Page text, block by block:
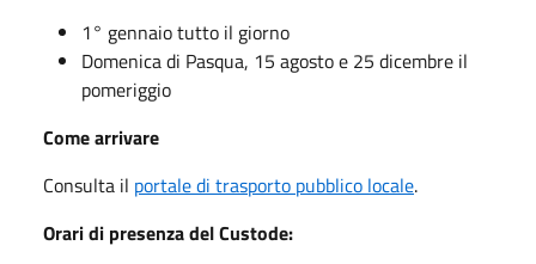
1° gennaio tutto il giorno
Domenica di Pasqua, 15 agosto e 25 dicembre il
pomeriggio
Come arrivare
Consulta il portale di trasporto pubblico locale.
Orari di presenza del Custode: